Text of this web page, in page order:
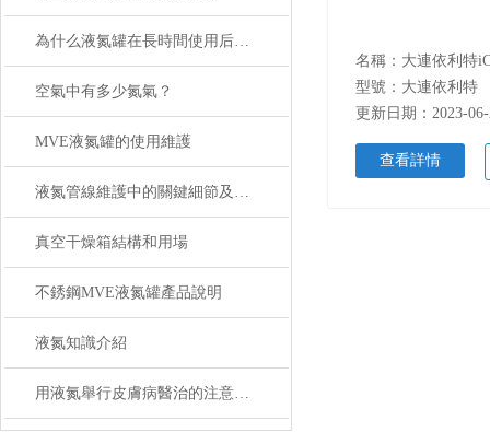
為什么液氮罐在長時間使用后會出現結霜現象？
空氣中有多少氮氣？
MVE液氮罐的使用維護
液氮管線維護中的關鍵細節及注意事項
真空干燥箱結構和用場
不銹鋼MVE液氮罐產品說明
液氮知識介紹
用液氮舉行皮膚病醫治的注意事項
型號：大連依利特
更新日期：2023-
查看詳情